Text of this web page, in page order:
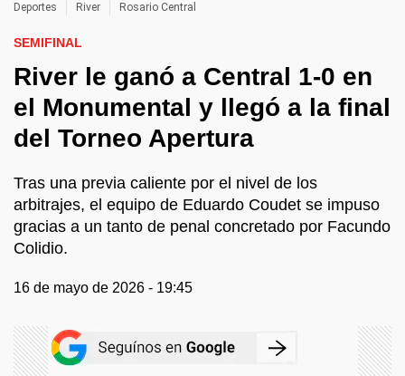
Deportes River Rosario Central
SEMIFINAL
River le ganó a Central 1-0 en
el Monumental y llegó a la final
del Torneo Apertura
Tras una previa caliente por el nivel de los
arbitrajes, el equipo de Eduardo Coudet se impuso
gracias a un tanto de penal concretado por Facundo
Colidio.
16 de mayo de 2026 - 19:45